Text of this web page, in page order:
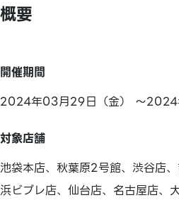
概要
開催期間
2024年03月29日（金） ～2024
対象店舗
池袋本店、秋葉原2号館、渋谷店
浜ビブレ店、仙台店、名古屋店、